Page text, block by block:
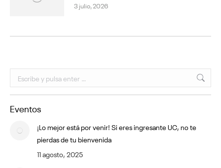
3 julio, 2026
Buscar:
Eventos
¡Lo mejor está por venir! Si eres ingresante UC, no te
pierdas de tu bienvenida
11 agosto, 2025